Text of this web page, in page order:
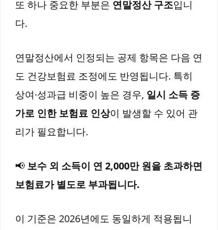
또 하나 중요한 부분은 연말정산 구조입니
다.
연말정산에서 인정되는 공제 항목은 다음 연
도 건강보험료 조정에도 반영됩니다. 특히
상여·성과급 비중이 높은 경우, 일시 소득 증
가로 인한 보험료 인상이 발생할 수 있어 관
리가 필요합니다.
📢 보수 외 소득이 연 2,000만 원을 초과하면
보험료가 별도로 부과됩니다.
이 기준은 2026년에도 동일하게 적용됩니